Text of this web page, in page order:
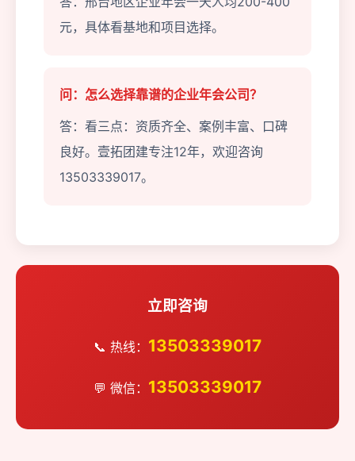
元，具体看基地和项目选择。
问：怎么选择靠谱的企业年会公司？
答：看三点：资质齐全、案例丰富、口碑
良好。壹拓团建专注12年，欢迎咨询
13503339017。
立即咨询
📞 热线： 13503339017
💬 微信： 13503339017